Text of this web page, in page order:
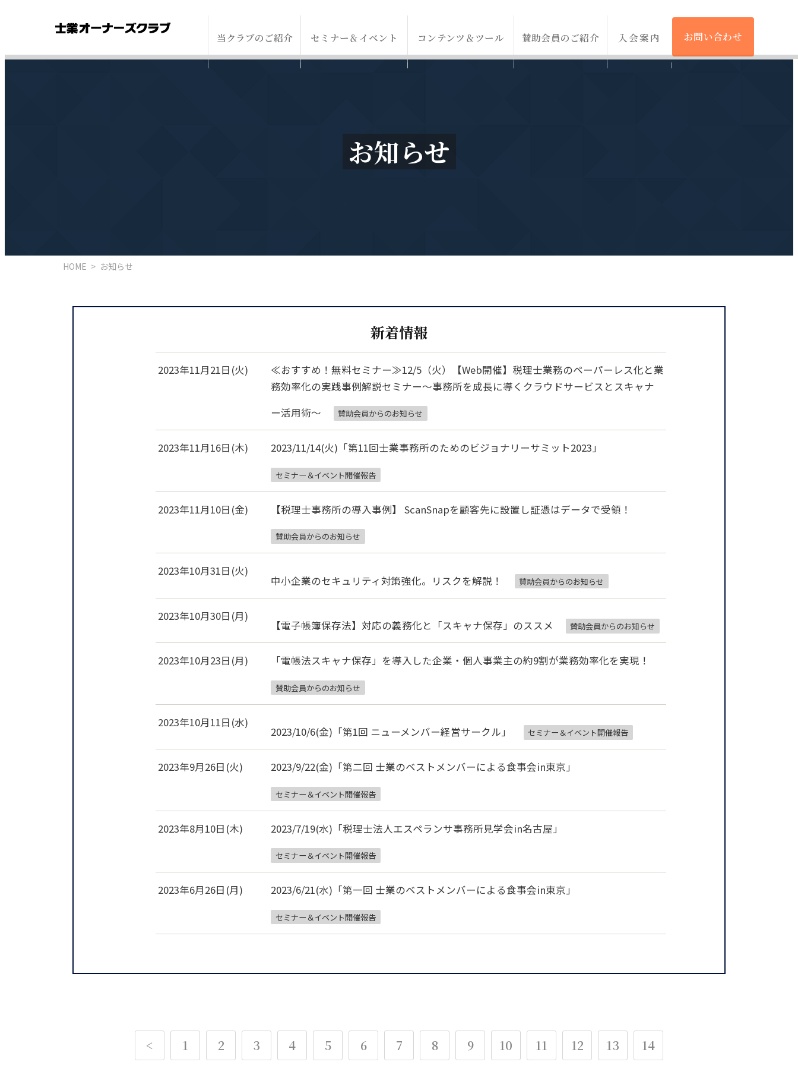
当クラブのご紹介 セミナー＆イベント コンテンツ＆ツール 賛助会員のご紹介 入会案内 お問い合わせ
お知らせ
HOME > お知らせ
新着情報
2023年11月21日(火)
≪おすすめ！無料セミナー≫12/5（火）【Web開催】税理士業務のペーパーレス化と業
務効率化の実践事例解説セミナー～事務所を成長に導くクラウドサービスとスキャナ
ー活用術～
賛助会員からのお知らせ
2023年11月16日(木) 2023/11/14(火)「第11回士業事務所のためのビジョナリーサミット2023」
セミナー＆イベント開催報告
2023年11月10日(金) 【税理士事務所の導入事例】 ScanSnapを顧客先に設置し証憑はデータで受領！
賛助会員からのお知らせ
2023年10月31日(火)
中小企業のセキュリティ対策強化。リスクを解説！ 賛助会員からのお知らせ
2023年10月30日(月)
【電子帳簿保存法】対応の義務化と「スキャナ保存」のススメ 賛助会員からのお知らせ
2023年10月23日(月) 「電帳法スキャナ保存」を導入した企業・個人事業主の約9割が業務効率化を実現！
賛助会員からのお知らせ
2023年10月11日(水)
2023/10/6(金)「第1回 ニューメンバー経営サークル」 セミナー＆イベント開催報告
2023年9月26日(火) 2023/9/22(金)「第二回 士業のベストメンバーによる食事会in東京」
セミナー＆イベント開催報告
2023年8月10日(木) 2023/7/19(水)「税理士法人エスペランサ事務所見学会in名古屋」
セミナー＆イベント開催報告
2023年6月26日(月) 2023/6/21(水)「第一回 士業のベストメンバーによる食事会in東京」
セミナー＆イベント開催報告
< 1 2 3 4 5 6 7 8 9 10 11 12 13 14